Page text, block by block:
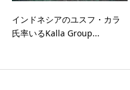
インドネシアのユスフ・カラ
氏率いるKalla Group...